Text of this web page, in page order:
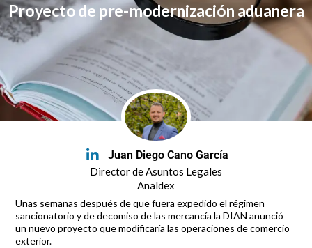
Proyecto de pre-modernización aduanera
Juan Diego Cano García
Director de Asuntos Legales
Analdex
Unas semanas después de que fuera expedido el régimen
sancionatorio y de decomiso de las mercancía la DIAN anunció
un nuevo proyecto que modificaría las operaciones de comercio
exterior.